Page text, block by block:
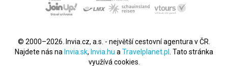
© 2000–2026. Invia.cz, a.s. - největší cestovní agentura v ČR.
Najdete nás na Invia.sk, Invia.hu a Travelplanet.pl
. Tato stránka
využívá cookies.